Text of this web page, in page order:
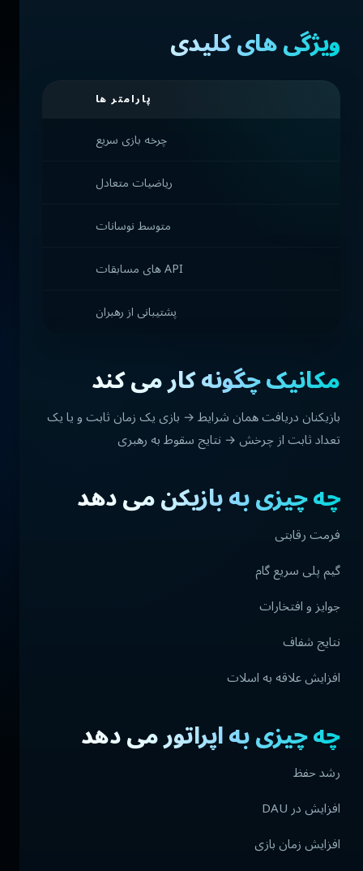
ویژگی های کلیدی
پارامتر ها
چرخه بازی سریع
ریاضیات متعادل
متوسط نوسانات
API های مسابقات
پشتیبانی از رهبران
مکانیک چگونه کار می کند
بازیکنان دریافت همان شرایط → بازی یک زمان ثابت و یا یک
تعداد ثابت از چرخش → نتایج سقوط به رهبری
چه چیزی به بازیکن می دهد
فرمت رقابتی
گیم پلی سریع گام
جوایز و افتخارات
نتایج شفاف
افزایش علاقه به اسلات
چه چیزی به اپراتور می دهد
رشد حفظ
افزایش در DAU
افزایش زمان بازی